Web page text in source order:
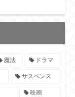
魔法 ドラマ
サスペンス
映画